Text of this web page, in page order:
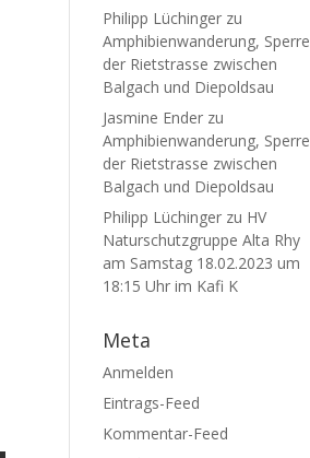
Philipp Lüchinger zu
Amphibienwanderung, Sperre
der Rietstrasse zwischen
Balgach und Diepoldsau
Jasmine Ender zu
Amphibienwanderung, Sperre
der Rietstrasse zwischen
Balgach und Diepoldsau
Philipp Lüchinger zu HV
Naturschutzgruppe Alta Rhy
am Samstag 18.02.2023 um
18:15 Uhr im Kafi K
Meta
Anmelden
Eintrags-Feed
Kommentar-Feed